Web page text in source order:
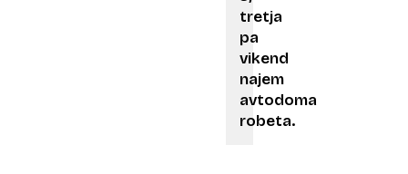
tretja
pa
vikend
najem
avtodoma
robeta.